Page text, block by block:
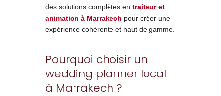
des solutions complètes en traiteur et
animation à Marrakech pour créer une
expérience cohérente et haut de gamme.
Pourquoi choisir un
wedding planner local
à Marrakech ?